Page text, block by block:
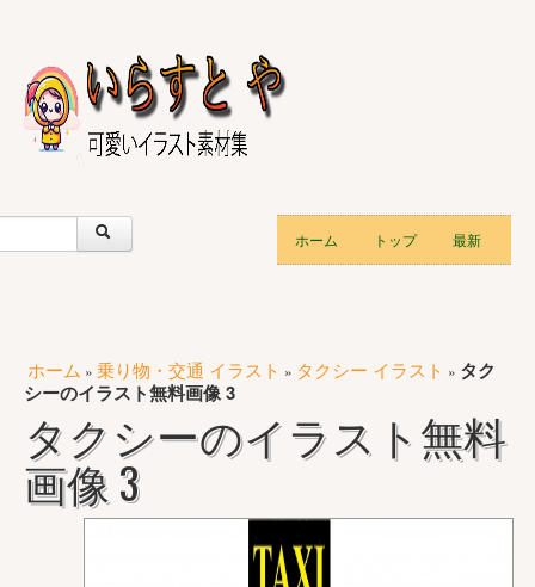
ホーム トップ 最新
ホーム » 乗り物・交通 イラスト » タクシー イラスト » タク
シーのイラスト無料画像 3
タクシーのイラスト無料
画像 3